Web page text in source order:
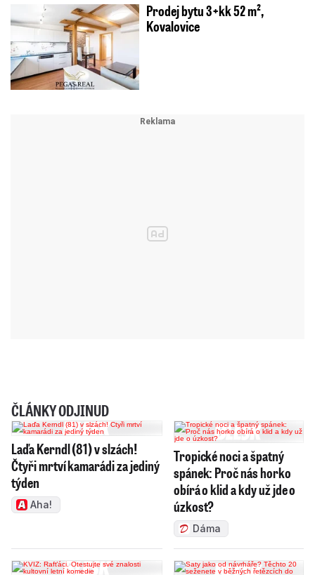
Prodej bytu 3+kk 52 m²,
Kovalovice
ČLÁNKY ODJINUD
Laďa Kerndl (81) v slzách!
Čtyři mrtví kamarádi za jediný
týden
Aha!
Tropické noci a špatný
spánek: Proč nás horko
obírá o klid a kdy už jde o
úzkost?
Dáma